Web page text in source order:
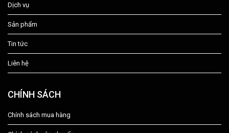
Dịch vụ
Sản phẩm
Tin tức
Liên hệ
CHÍNH SÁCH
Chính sách mua hàng